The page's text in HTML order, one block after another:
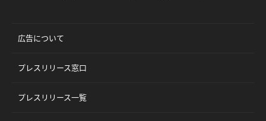
広告について
プレスリリース窓口
プレスリリース一覧